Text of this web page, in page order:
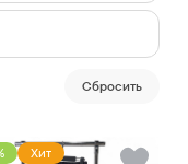
Cбросить
Хит